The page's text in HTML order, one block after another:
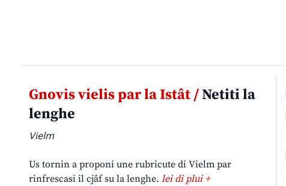
Gnovis vielis par la Istât /Netiti la
lenghe
Vielm
Us tornin a proponi une rubricute di Vielm par
rinfrescasi il cjâf su la lenghe. lei di plui +